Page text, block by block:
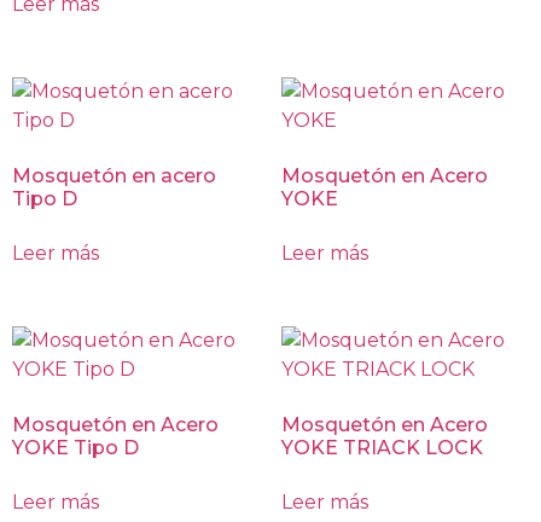
Mosquetón en acero
Tipo D
Leer más
Mosquetón en Acero
YOKE
Leer más
Mosquetón en Acero
YOKE Tipo D
Leer más
Mosquetón en Acero
YOKE TRIACK LOCK
Leer más